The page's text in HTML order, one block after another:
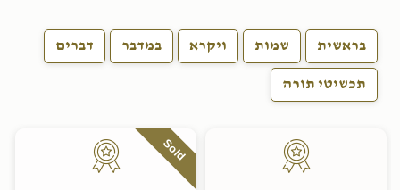
בראשית שמות ויקרא במדבר דברים
תכשיטי תורה
Sold